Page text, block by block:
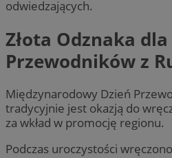
odwiedzających.
Złota Odznaka dla
Przewodników z
Międzynarodowy Dzień
tradycyjnie jest okazją do
za wkład w promocję regionu.
Podczas uroczystości wręczono